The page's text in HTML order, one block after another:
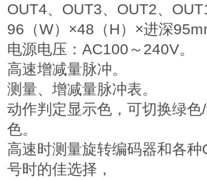
OUT4、OUT3、OUT2、
96（W）×48（H）×进深
电源电压：AC100～240V。
高速增减量脉冲。
测量、增减量脉冲表。
动作判定显示色，可切换绿色
色。
高速时测量旋转编码器和各
号时的佳选择，